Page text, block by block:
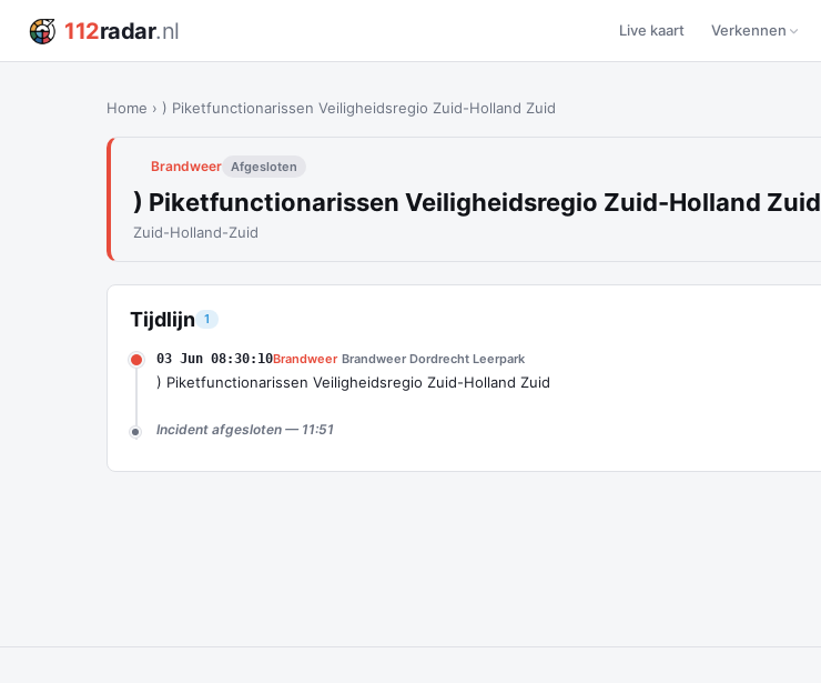
112radar.nl Live kaart Verkennen
Home › ) Piketfunctionarissen Veiligheidsregio Zuid-Holland Zuid
Brandweer Afgesloten
) Piketfunctionarissen Veiligheidsregio Zuid-Holland Zuid
Zuid-Holland-Zuid
Tijdlijn 1
03 Jun 08:30:10Brandweer Brandweer Dordrecht Leerpark
) Piketfunctionarissen Veiligheidsregio Zuid-Holland Zuid
Incident afgesloten — 11:51